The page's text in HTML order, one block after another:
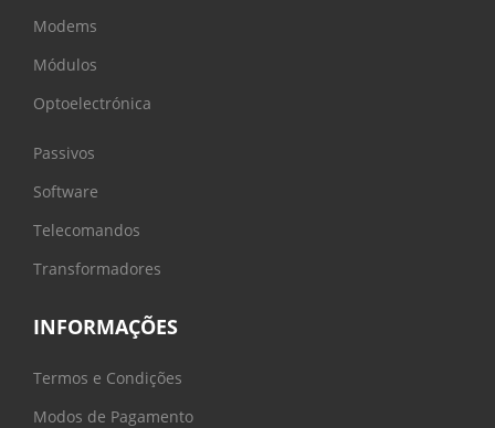
Modems
Módulos
Optoelectrónica
Passivos
Software
Telecomandos
Transformadores
INFORMAÇÕES
Termos e Condições
Modos de Pagamento